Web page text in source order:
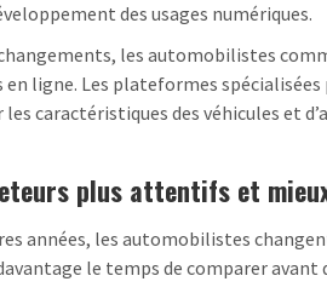
des usages numériques.
changements, les automobilistes
en ligne. Les plateformes
les caractéristiques des véhicules et
plus attentifs et
années, les automobilistes
le temps de comparer avant